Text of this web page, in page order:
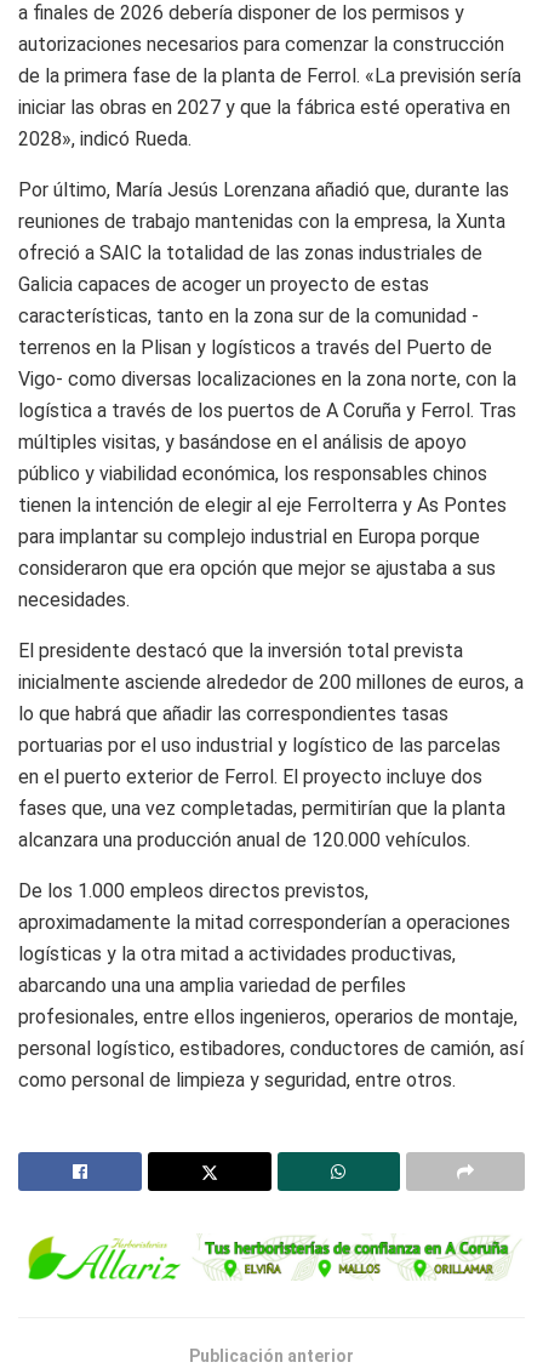
a finales de 2026 debería disponer de los permisos y
autorizaciones necesarios para comenzar la construcción
de la primera fase de la planta de Ferrol. «La previsión sería
iniciar las obras en 2027 y que la fábrica esté operativa en
2028», indicó Rueda.
Por último, María Jesús Lorenzana añadió que, durante las
reuniones de trabajo mantenidas con la empresa, la Xunta
ofreció a SAIC la totalidad de las zonas industriales de
Galicia capaces de acoger un proyecto de estas
características, tanto en la zona sur de la comunidad -
terrenos en la Plisan y logísticos a través del Puerto de
Vigo- como diversas localizaciones en la zona norte, con la
logística a través de los puertos de A Coruña y Ferrol. Tras
múltiples visitas, y basándose en el análisis de apoyo
público y viabilidad económica, los responsables chinos
tienen la intención de elegir al eje Ferrolterra y As Pontes
para implantar su complejo industrial en Europa porque
consideraron que era opción que mejor se ajustaba a sus
necesidades.
El presidente destacó que la inversión total prevista
inicialmente asciende alrededor de 200 millones de euros, a
lo que habrá que añadir las correspondientes tasas
portuarias por el uso industrial y logístico de las parcelas
en el puerto exterior de Ferrol. El proyecto incluye dos
fases que, una vez completadas, permitirían que la planta
alcanzara una producción anual de 120.000 vehículos.
De los 1.000 empleos directos previstos,
aproximadamente la mitad corresponderían a operaciones
logísticas y la otra mitad a actividades productivas,
abarcando una una amplia variedad de perfiles
profesionales, entre ellos ingenieros, operarios de montaje,
personal logístico, estibadores, conductores de camión, así
como personal de limpieza y seguridad, entre otros.
Publicación anterior